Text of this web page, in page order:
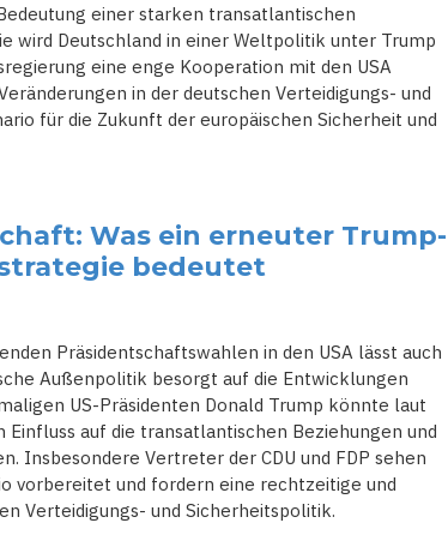
einer starken transatlantischen
wird Deutschland in einer Weltpolitik unter Trump
eine enge Kooperation mit den USA
in der deutschen Verteidigungs- und
für die Zukunft der europäischen Sicherheit und
Was ein erneuter Trump-
bedeutet
Präsidentschaftswahlen in den USA lässt auch
Außenpolitik besorgt auf die Entwicklungen
US-Präsidenten Donald Trump könnte laut
auf die transatlantischen Beziehungen und
Insbesondere Vertreter der CDU und FDP sehen
vorbereitet und fordern eine rechtzeitige und
Verteidigungs- und Sicherheitspolitik.